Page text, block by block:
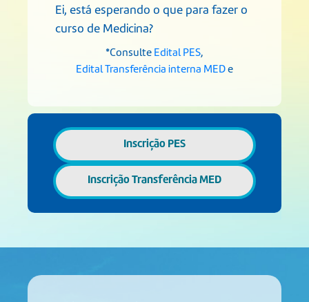
Ei, está esperando o que para fazer o
curso de Medicina?
*Consulte Edital PES,
Edital Transferência interna MED e
Inscrição PES
Inscrição Transferência MED